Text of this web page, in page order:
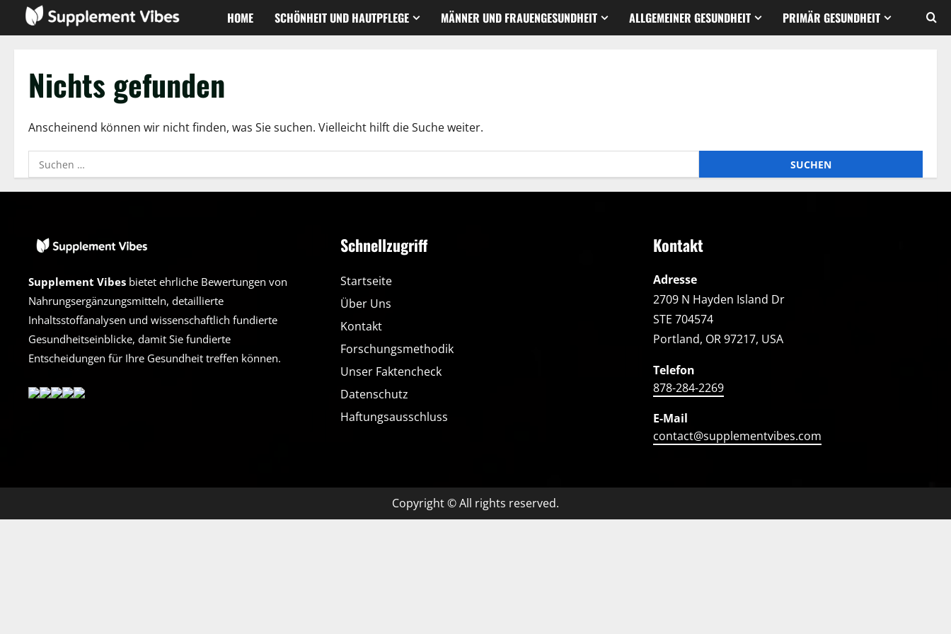
Inhalt
HOME SCHÖNHEIT UND HAUTPFLEGE MÄNNER UND FRAUENGESUNDHEIT ALLGEMEINER GESUNDHEIT PRIMÄR GESUNDHEIT
Nichts gefunden
Anscheinend können wir nicht finden, was Sie suchen. Vielleicht hilft die Suche weiter.
Suchen
nach:
Supplement Vibes bietet ehrliche Bewertungen von
Nahrungsergänzungsmitteln, detaillierte
Inhaltsstoffanalysen und wissenschaftlich fundierte
Gesundheitseinblicke, damit Sie fundierte
Entscheidungen für Ihre Gesundheit treffen können.
Schnellzugriff
Startseite
Über Uns
Kontakt
Forschungsmethodik
Unser Faktencheck
Datenschutz
Haftungsausschluss
Kontakt
Adresse
2709 N Hayden Island Dr
STE 704574
Portland, OR 97217, USA
Telefon
878-284-2269
E-Mail
contact@supplementvibes.com